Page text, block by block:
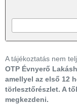
A tájékoztatás nem
OTP Évnyerő
amellyel az első 12
törlesztőrészlet. A
megkezdeni.